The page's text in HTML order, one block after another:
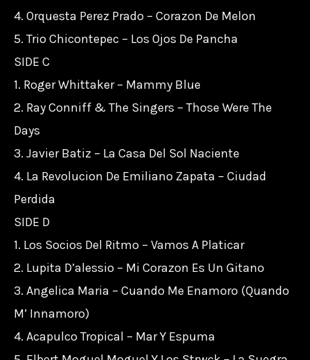
4. Orquesta Perez Prado – Corazon De Melon
5. Trio Chicontepec – Los Ojos De Pancha
SIDE C
1. Roger Whittaker – Mammy Blue
2. Ray Conniff & The Singers – Those Were The
Days
3. Javier Batiz – La Casa Del Sol Naciente
4. La Revolucion De Emiliano Zapata – Ciudad
Perdida
SIDE D
1. Los Socios Del Ritmo – Vamos A Platicar
2. Lupita D’alessio – Mi Corazon Es Un Gitano
3. Angelica Maria – Cuando Me Enamoro (Quando
M’ Innamoro)
4. Acapulco Tropical – Mar Y Espuma